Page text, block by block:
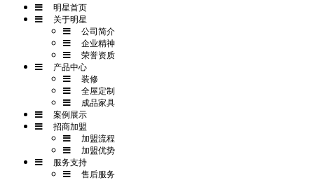
明星首页
关于明星
公司简介
企业精神
荣誉资质
产品中心
装修
全屋定制
成品家具
案例展示
招商加盟
加盟流程
加盟优势
服务支持
售后服务